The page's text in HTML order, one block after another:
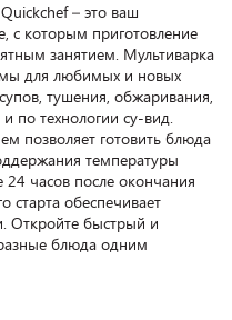
– это ваш
с которым приготовление
занятием. Мультиварка
для любимых и новых
тушения, обжаривания,
по технологии су-вид.
позволяет готовить блюда
температуры
часов после окончания
обеспечивает
Откройте быстрый и
блюда одним